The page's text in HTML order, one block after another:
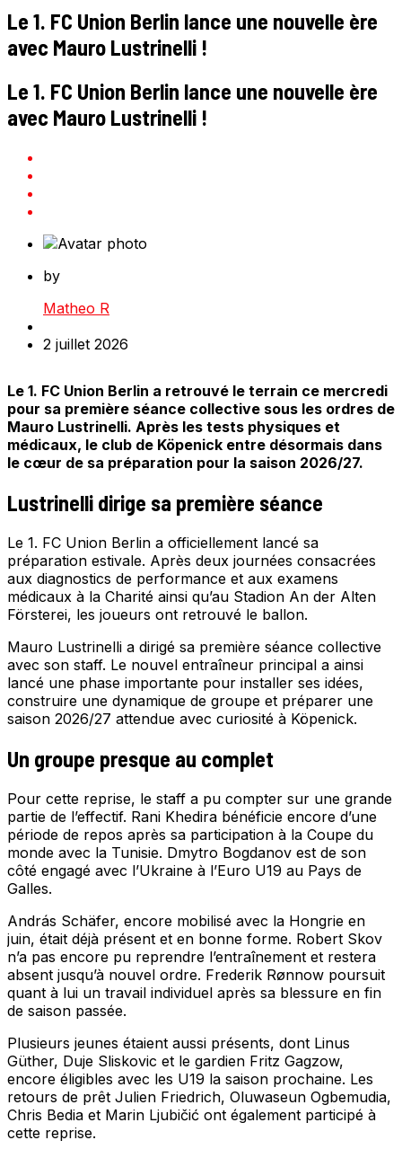
Le 1. FC Union Berlin lance une nouvelle ère
avec Mauro Lustrinelli !
Le 1. FC Union Berlin lance une nouvelle ère
avec Mauro Lustrinelli !
by
Matheo R
2 juillet 2026
Le 1. FC Union Berlin a retrouvé le terrain ce mercredi
pour sa première séance collective sous les ordres de
Mauro Lustrinelli. Après les tests physiques et
médicaux, le club de Köpenick entre désormais dans
le cœur de sa préparation pour la saison 2026/27.
Lustrinelli dirige sa première séance
Le 1. FC Union Berlin a officiellement lancé sa
préparation estivale. Après deux journées consacrées
aux diagnostics de performance et aux examens
médicaux à la Charité ainsi qu’au Stadion An der Alten
Försterei, les joueurs ont retrouvé le ballon.
Mauro Lustrinelli a dirigé sa première séance collective
avec son staff. Le nouvel entraîneur principal a ainsi
lancé une phase importante pour installer ses idées,
construire une dynamique de groupe et préparer une
saison 2026/27 attendue avec curiosité à Köpenick.
Un groupe presque au complet
Pour cette reprise, le staff a pu compter sur une grande
partie de l’effectif. Rani Khedira bénéficie encore d’une
période de repos après sa participation à la Coupe du
monde avec la Tunisie. Dmytro Bogdanov est de son
côté engagé avec l’Ukraine à l’Euro U19 au Pays de
Galles.
András Schäfer, encore mobilisé avec la Hongrie en
juin, était déjà présent et en bonne forme. Robert Skov
n’a pas encore pu reprendre l’entraînement et restera
absent jusqu’à nouvel ordre. Frederik Rønnow poursuit
quant à lui un travail individuel après sa blessure en fin
de saison passée.
Plusieurs jeunes étaient aussi présents, dont Linus
Güther, Duje Sliskovic et le gardien Fritz Gagzow,
encore éligibles avec les U19 la saison prochaine. Les
retours de prêt Julien Friedrich, Oluwaseun Ogbemudia,
Chris Bedia et Marin Ljubičić ont également participé à
cette reprise.